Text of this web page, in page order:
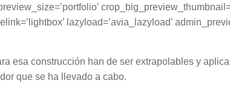
lazyload=’avia_lazyload’
esa construcción han de ser extrapolables y
que se ha llevado a cabo.